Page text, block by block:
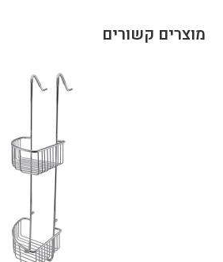
מוצרים קשורים